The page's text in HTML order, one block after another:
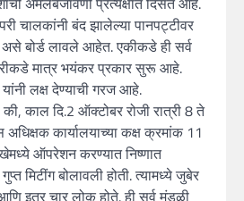
चालकांनी बंद झालेल्या पानपट्टीवर
बोर्ड लावले आहेत. एकीकडे ही सर्व
मात्र भयंकर प्रकार सुरू आहे.
लक्ष देण्याची गरज आहे.
काल दि.2 ऑक्टोबर रोजी रात्री 8 ते
कार्यालयाच्या कक्ष क्रमांक 11
ऑपरेशन करण्यात निष्णात
मिटींग बोलावली होती. त्यामध्ये जुबेर
इतर चार लोक होते. ही सर्व मंडळी